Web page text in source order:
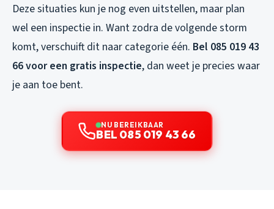
Deze situaties kun je nog even uitstellen, maar plan
wel een inspectie in. Want zodra de volgende storm
komt, verschuift dit naar categorie één. Bel 085 019 43
66 voor een gratis inspectie, dan weet je precies waar
je aan toe bent.
NU BEREIKBAAR
BEL 085 019 43 66